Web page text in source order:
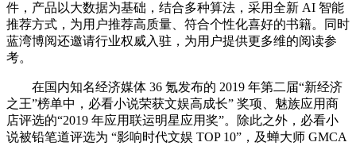
件，产品以大数据为基础，结合多种算法，采用全新 AI 智能
推荐方式，为用户推荐高质量、符合个性化喜好的书籍。同时
蓝湾博阅还邀请行业权威入驻，为用户提供更多维的阅读参
考。
在国内知名经济媒体 36 氪发布的 2019 年第二届“新经济
之王”榜单中，必看小说荣获文娱高成长” 奖项、魅族应用商
店评选的“2019 年应用联运明星应用奖”。除此之外，必看小
说被铅笔道评选为 “影响时代文娱 TOP 10”，及蝉大师 GMCA